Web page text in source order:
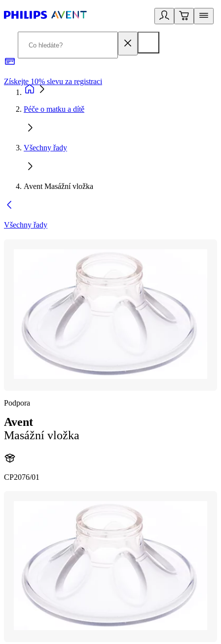
Získejte 10% slevu za registraci
Péče o matku a dítě
Všechny řady
Avent Masážní vložka
Všechny řady
Podpora
Avent
Masážní vložka
CP2076/01